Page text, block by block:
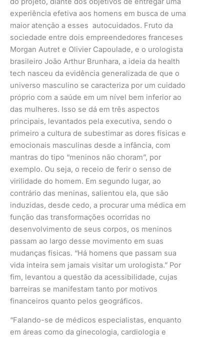
experiência efetiva aos homens em busca de uma
maior atenção a esses autocuidados. Fruto da
sociedade entre dois empreendedores franceses
Morgan Autret e Olivier Capoulade, e o urologista
brasileiro João Arthur Brunhara, a ideia da health
tech nasceu da evidência generalizada de que o
universo masculino se caracteriza por um cuidado
próprio com a saúde em um nível bem inferior ao
das mulheres. Isso se dá em três aspectos
principais, levantados pela executiva, sendo o
primeiro a cultura de subestimar as dores físicas e
emocionais masculinas desde a infância, com
mantras do tipo “meninos não choram”, por
exemplo. Ou seja, o receio de ferir o senso de
virilidade do homem. Em segundo lugar, ao
contrário das meninas, salientou ela, que são
induzidas, desde cedo, a procurar uma médica em
função das transformações ocorridas no
desenvolvimento de seus corpos, os meninos
passam ao largo desse movimento em suas
mudanças físicas. “Há homens que passam sua
vida inteira sem jamais visitar um urologista.” Por
fim, levantou a questão da acessibilidade, cujas
barreiras se manifestam tanto por motivos
financeiros quanto pelos geográficos.
“Falando-se de médicos especialistas, enquanto
em áreas como da ginecologia, cardiologia e